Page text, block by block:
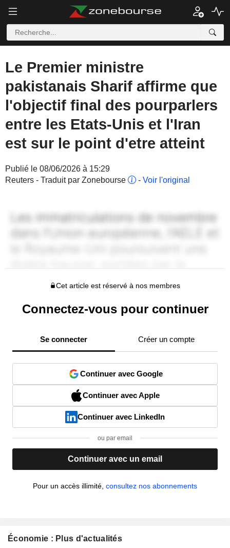
Le Premier ministre
pakistanais Sharif affirme que
l'objectif final des pourparlers
entre les Etats-Unis et l'Iran
est sur le point d'etre atteint
Publié le 08/06/2026 à 15:29
Reuters - Traduit par Zonebourse
- Voir l'original
Cet article est réservé à nos membres
Connectez-vous pour continuer
Se connecter Créer un compte
Continuer avec Google
Continuer avec Apple
Continuer avec LinkedIn
ou par email
Continuer avec un email
Pour un accès illimité, consultez nos abonnements
Économie : Plus d'actualités